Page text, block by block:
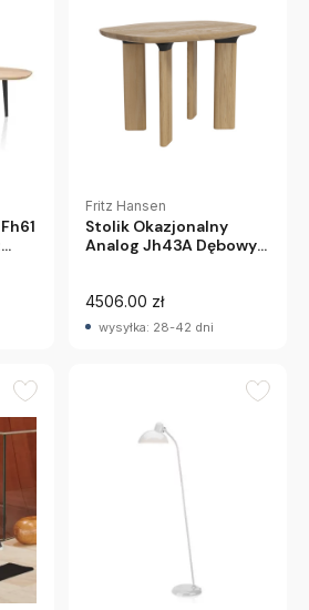
Fritz Hansen
Stolik Okazjonalny
Analog Jh43A Dębowy
4506.00 zł
wysyłka: 28-42 dni